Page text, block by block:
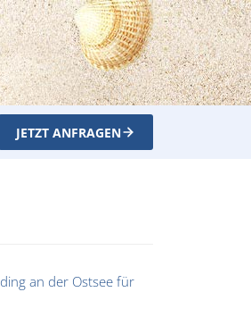
JETZT ANFRAGEN